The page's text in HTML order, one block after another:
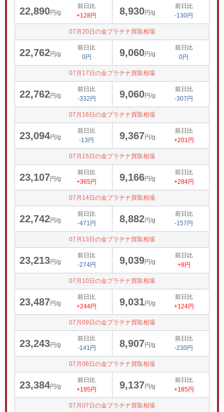
22,890円/g
前日比
+128円
8,930円/g
前日比
-130円
07月20日の金プラチナ買取相場
22,762円/g
前日比
0円
9,060円/g
前日比
0円
07月17日の金プラチナ買取相場
22,762円/g
前日比
-332円
9,060円/g
前日比
-307円
07月16日の金プラチナ買取相場
23,094円/g
前日比
-13円
9,367円/g
前日比
+201円
07月15日の金プラチナ買取相場
23,107円/g
前日比
+365円
9,166円/g
前日比
+284円
07月14日の金プラチナ買取相場
22,742円/g
前日比
-471円
8,882円/g
前日比
-157円
07月13日の金プラチナ買取相場
23,213円/g
前日比
-274円
9,039円/g
前日比
+8円
07月10日の金プラチナ買取相場
23,487円/g
前日比
+244円
9,031円/g
前日比
+124円
07月09日の金プラチナ買取相場
23,243円/g
前日比
-141円
8,907円/g
前日比
-230円
07月08日の金プラチナ買取相場
23,384円/g
前日比
+195円
9,137円/g
前日比
+185円
07月07日の金プラチナ買取相場